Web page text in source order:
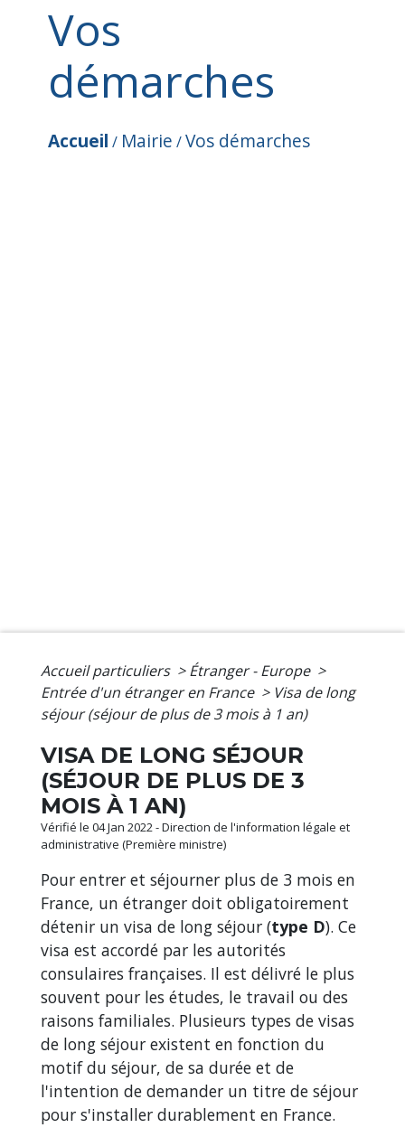
Vos
démarches
Accueil / Mairie /Vos démarches
Accueil particuliers > Étranger - Europe >
Entrée d'un étranger en France > Visa de long
séjour (séjour de plus de 3 mois à 1 an)
VISA DE LONG SÉJOUR
(SÉJOUR DE PLUS DE 3
MOIS À 1 AN)
Vérifié le 04 Jan 2022 - Direction de l'information légale et
administrative (Première ministre)
Pour entrer et séjourner plus de 3 mois en
France, un étranger doit obligatoirement
détenir un visa de long séjour (type D). Ce
visa est accordé par les autorités
consulaires françaises. Il est délivré le plus
souvent pour les études, le travail ou des
raisons familiales. Plusieurs types de visas
de long séjour existent en fonction du
motif du séjour, de sa durée et de
l'intention de demander un titre de séjour
pour s'installer durablement en France.